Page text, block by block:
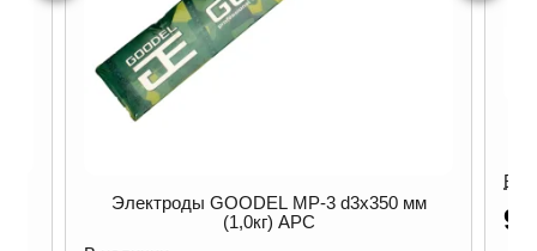
МР-3 d3х350 мм
930₽/ уп